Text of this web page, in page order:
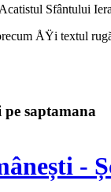
Sfântului
ÅŸi tex­tul
saptamana
-